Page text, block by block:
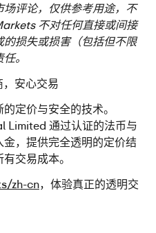
评论，仅供参考用途，不
不对任何直接或间接
损失或损害（包括但不限
。
安心交易
定价与安全的技术。
通过认证的法币与
，提供完全透明的定价结
交易成本。
zh-cn，体验真正的透明交